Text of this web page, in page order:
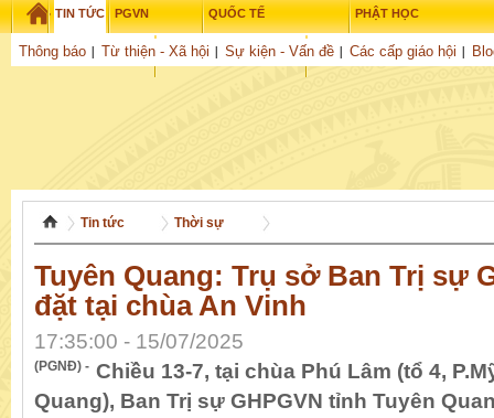
TIN TỨC
Thông báo Từ thiện - Xã hội Sự kiện - Vấn đề Các cấp giáo hội
PGVN QUỐC TẾ PHẬT HỌC
THỜI ĐẠI TUỔI TRẺ NGHIÊN CỨU
Chủ nhật - 9/08/2026 – 06:09:41
Tin tức Thời sự
Tuyên Quang: Trụ sở Ban Trị sự
đặt tại chùa An Vinh
17:35:00 - 15/07/2025
(PGNĐ) - Chiều 13-7, tại chùa Phú Lâm (tổ 4,
Quang), Ban Trị sự GHPGVN tỉnh Tuyên